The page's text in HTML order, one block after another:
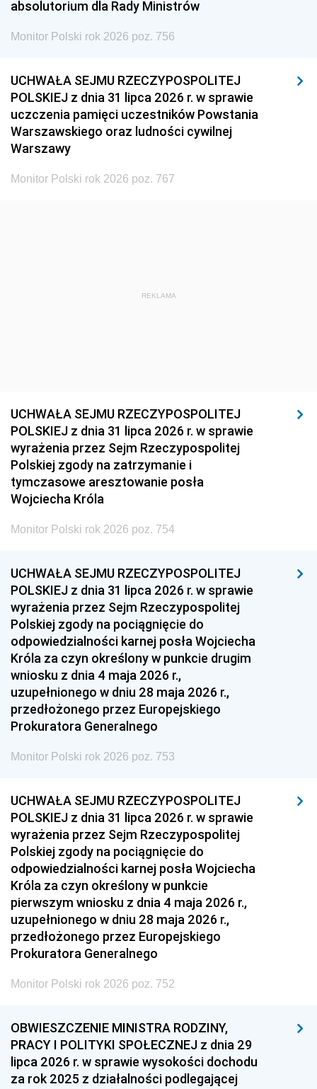
1939 1938
absolutorium dla Rady Ministrów
Monitor Polski rok 2026 poz. 756
UCHWAŁA SEJMU RZECZYPOSPOLITEJ
POLSKIEJ z dnia 31 lipca 2026 r. w sprawie
uczczenia pamięci uczestników Powstania
Warszawskiego oraz ludności cywilnej
Warszawy
Monitor Polski rok 2026 poz. 767
REKLAMA
UCHWAŁA SEJMU RZECZYPOSPOLITEJ
POLSKIEJ z dnia 31 lipca 2026 r. w sprawie
wyrażenia przez Sejm Rzeczypospolitej
Polskiej zgody na zatrzymanie i
tymczasowe aresztowanie posła
Wojciecha Króla
Monitor Polski rok 2026 poz. 754
UCHWAŁA SEJMU RZECZYPOSPOLITEJ
POLSKIEJ z dnia 31 lipca 2026 r. w sprawie
wyrażenia przez Sejm Rzeczypospolitej
Polskiej zgody na pociągnięcie do
odpowiedzialności karnej posła Wojciecha
Króla za czyn określony w punkcie drugim
wniosku z dnia 4 maja 2026 r.,
uzupełnionego w dniu 28 maja 2026 r.,
przedłożonego przez Europejskiego
Prokuratora Generalnego
Monitor Polski rok 2026 poz. 753
UCHWAŁA SEJMU RZECZYPOSPOLITEJ
POLSKIEJ z dnia 31 lipca 2026 r. w sprawie
wyrażenia przez Sejm Rzeczypospolitej
Polskiej zgody na pociągnięcie do
odpowiedzialności karnej posła Wojciecha
Króla za czyn określony w punkcie
pierwszym wniosku z dnia 4 maja 2026 r.,
uzupełnionego w dniu 28 maja 2026 r.,
przedłożonego przez Europejskiego
Prokuratora Generalnego
Monitor Polski rok 2026 poz. 752
OBWIESZCZENIE MINISTRA RODZINY,
PRACY I POLITYKI SPOŁECZNEJ z dnia 29
lipca 2026 r. w sprawie wysokości dochodu
za rok 2025 z działalności podlegającej